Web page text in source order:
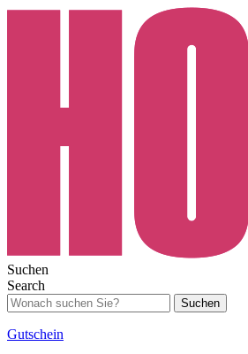
Suchen
Search
Suchen
Gutschein